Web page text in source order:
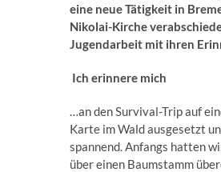
eine neue Tätigkeit in
Nikolai-Kirche
Jugendarbeit mit ihren
Ich erinnere mich
…an den Survival-Trip auf
Karte im Wald ausgesetzt
spannend. Anfangs hatten
über einen Baumstamm